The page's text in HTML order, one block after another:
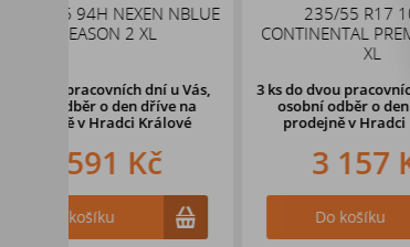
235/55 R17 103W
CONTINENTAL PREMIUM 6 FR
3 ksdo dvou pracovních dní u Vás,
osobní odběr o den dřívena
prodejně v Hradci Králové
3 157 Kč
Do košíku
75 ks